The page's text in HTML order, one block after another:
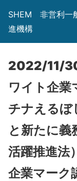
SHEM 非営利一
進機構
2022/11/
ワイト企業
チナえるぼ
と新たに義
活躍推進法
企業マーク